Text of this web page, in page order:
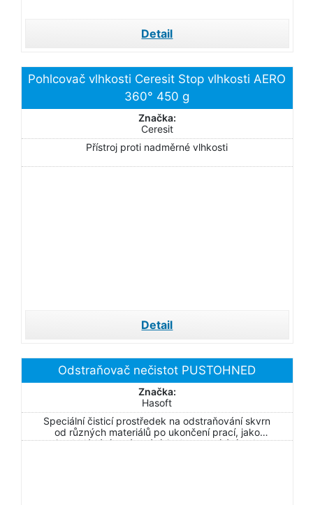
Detail
Pohlcovač vlhkosti Ceresit Stop vlhkosti AERO
360° 450 g
Značka:
Ceresit
Přístroj proti nadměrné vlhkosti
Detail
Odstraňovač nečistot PUSTOHNED
Značka:
Hasoft
Speciální čisticí prostředek na odstraňování skvrn
od různých materiálů po ukončení prací, jako
je obkládání, spárování, izolace, omítání atd.